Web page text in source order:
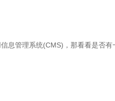
息管理系统(CMS)，那看看是否